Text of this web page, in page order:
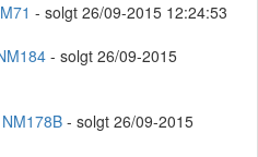
- solgt 26/09-2015 12:24:53
- solgt 26/09-2015
- solgt 26/09-2015